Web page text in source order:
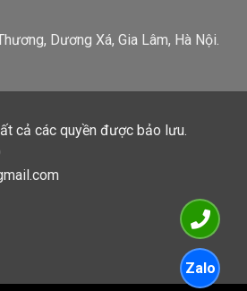
Dương Xá, Gia Lâm, Hà Nội.
cả các quyền được bảo lưu.
Zalo